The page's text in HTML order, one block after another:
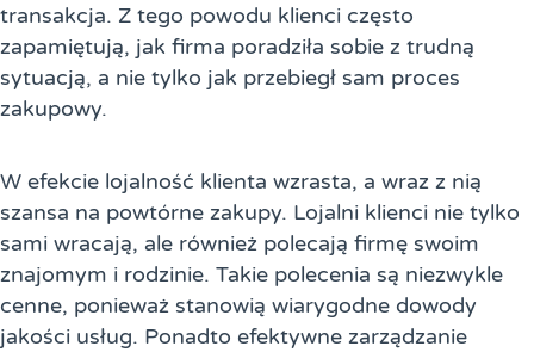
transakcja. Z tego powodu klienci często
zapamiętują, jak firma poradziła sobie z trudną
sytuacją, a nie tylko jak przebiegł sam proces
zakupowy.
W efekcie lojalność klienta wzrasta, a wraz z nią
szansa na powtórne zakupy. Lojalni klienci nie tylko
sami wracają, ale również polecają firmę swoim
znajomym i rodzinie. Takie polecenia są niezwykle
cenne, ponieważ stanowią wiarygodne dowody
jakości usług. Ponadto efektywne zarządzanie